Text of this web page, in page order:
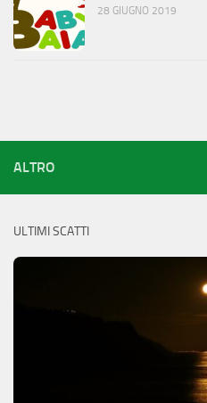
28 GIUGNO 2019
ALTRO
ULTIMI SCATTI